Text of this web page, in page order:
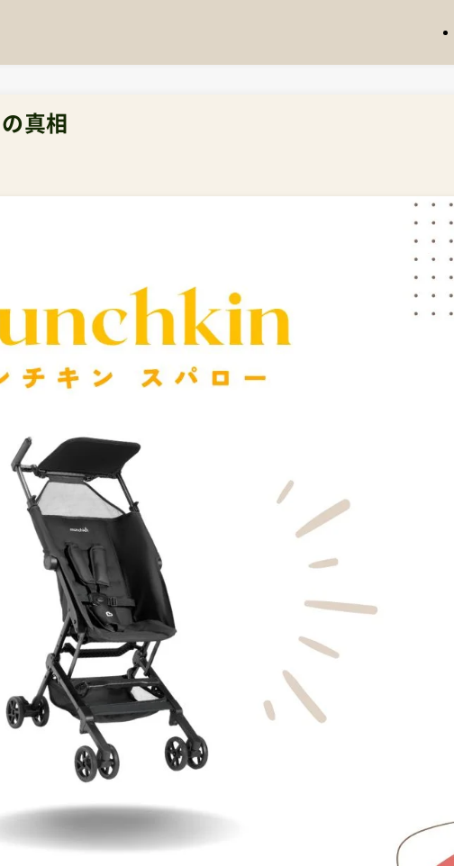
真相